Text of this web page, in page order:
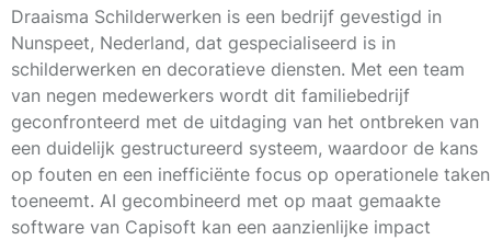
Draaisma Schilderwerken is een bedrijf gevestigd in
Nunspeet, Nederland, dat gespecialiseerd is in
schilderwerken en decoratieve diensten. Met een team
van negen medewerkers wordt dit familiebedrijf
geconfronteerd met de uitdaging van het ontbreken van
een duidelijk gestructureerd systeem, waardoor de kans
op fouten en een inefficiënte focus op operationele taken
toeneemt. AI gecombineerd met op maat gemaakte
software van Capisoft kan een aanzienlijke impact